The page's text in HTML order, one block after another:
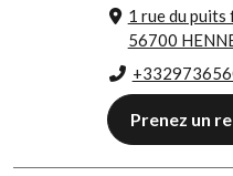
1 rue du puits
56700
Prenez un